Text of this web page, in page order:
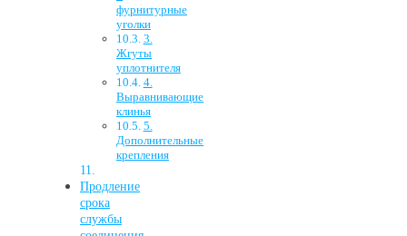
фурнитурные
уголки
3.
Жгуты
уплотнителя
4.
Выравнивающие
клинья
5.
Дополнительные
крепления
Продление
срока
службы